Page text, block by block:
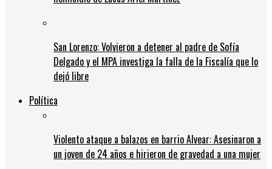
San Lorenzo: Volvieron a detener al padre de Sofía
Delgado y el MPA investiga la falla de la Fiscalía que lo
dejó libre
Política
Violento ataque a balazos en barrio Alvear: Asesinaron a
un joven de 24 años e hirieron de gravedad a una mujer